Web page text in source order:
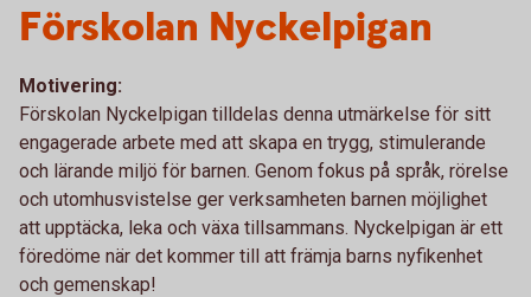
Förskolan Nyckelpigan
Motivering:
Förskolan Nyckelpigan tilldelas denna utmärkelse för sitt
engagerade arbete med att skapa en trygg, stimulerande
och lärande miljö för barnen. Genom fokus på språk, rörelse
och utomhusvistelse ger verksamheten barnen möjlighet
att upptäcka, leka och växa tillsammans. Nyckelpigan är ett
föredöme när det kommer till att främja barns nyfikenhet
och gemenskap!